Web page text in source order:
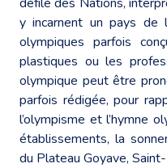
y incarnent un pays de
olympiques parfois
plastiques ou les
olympique peut être
parfois rédigée, pour
l’olympisme et l’hymne
établissements, la
du Plateau Goyave,